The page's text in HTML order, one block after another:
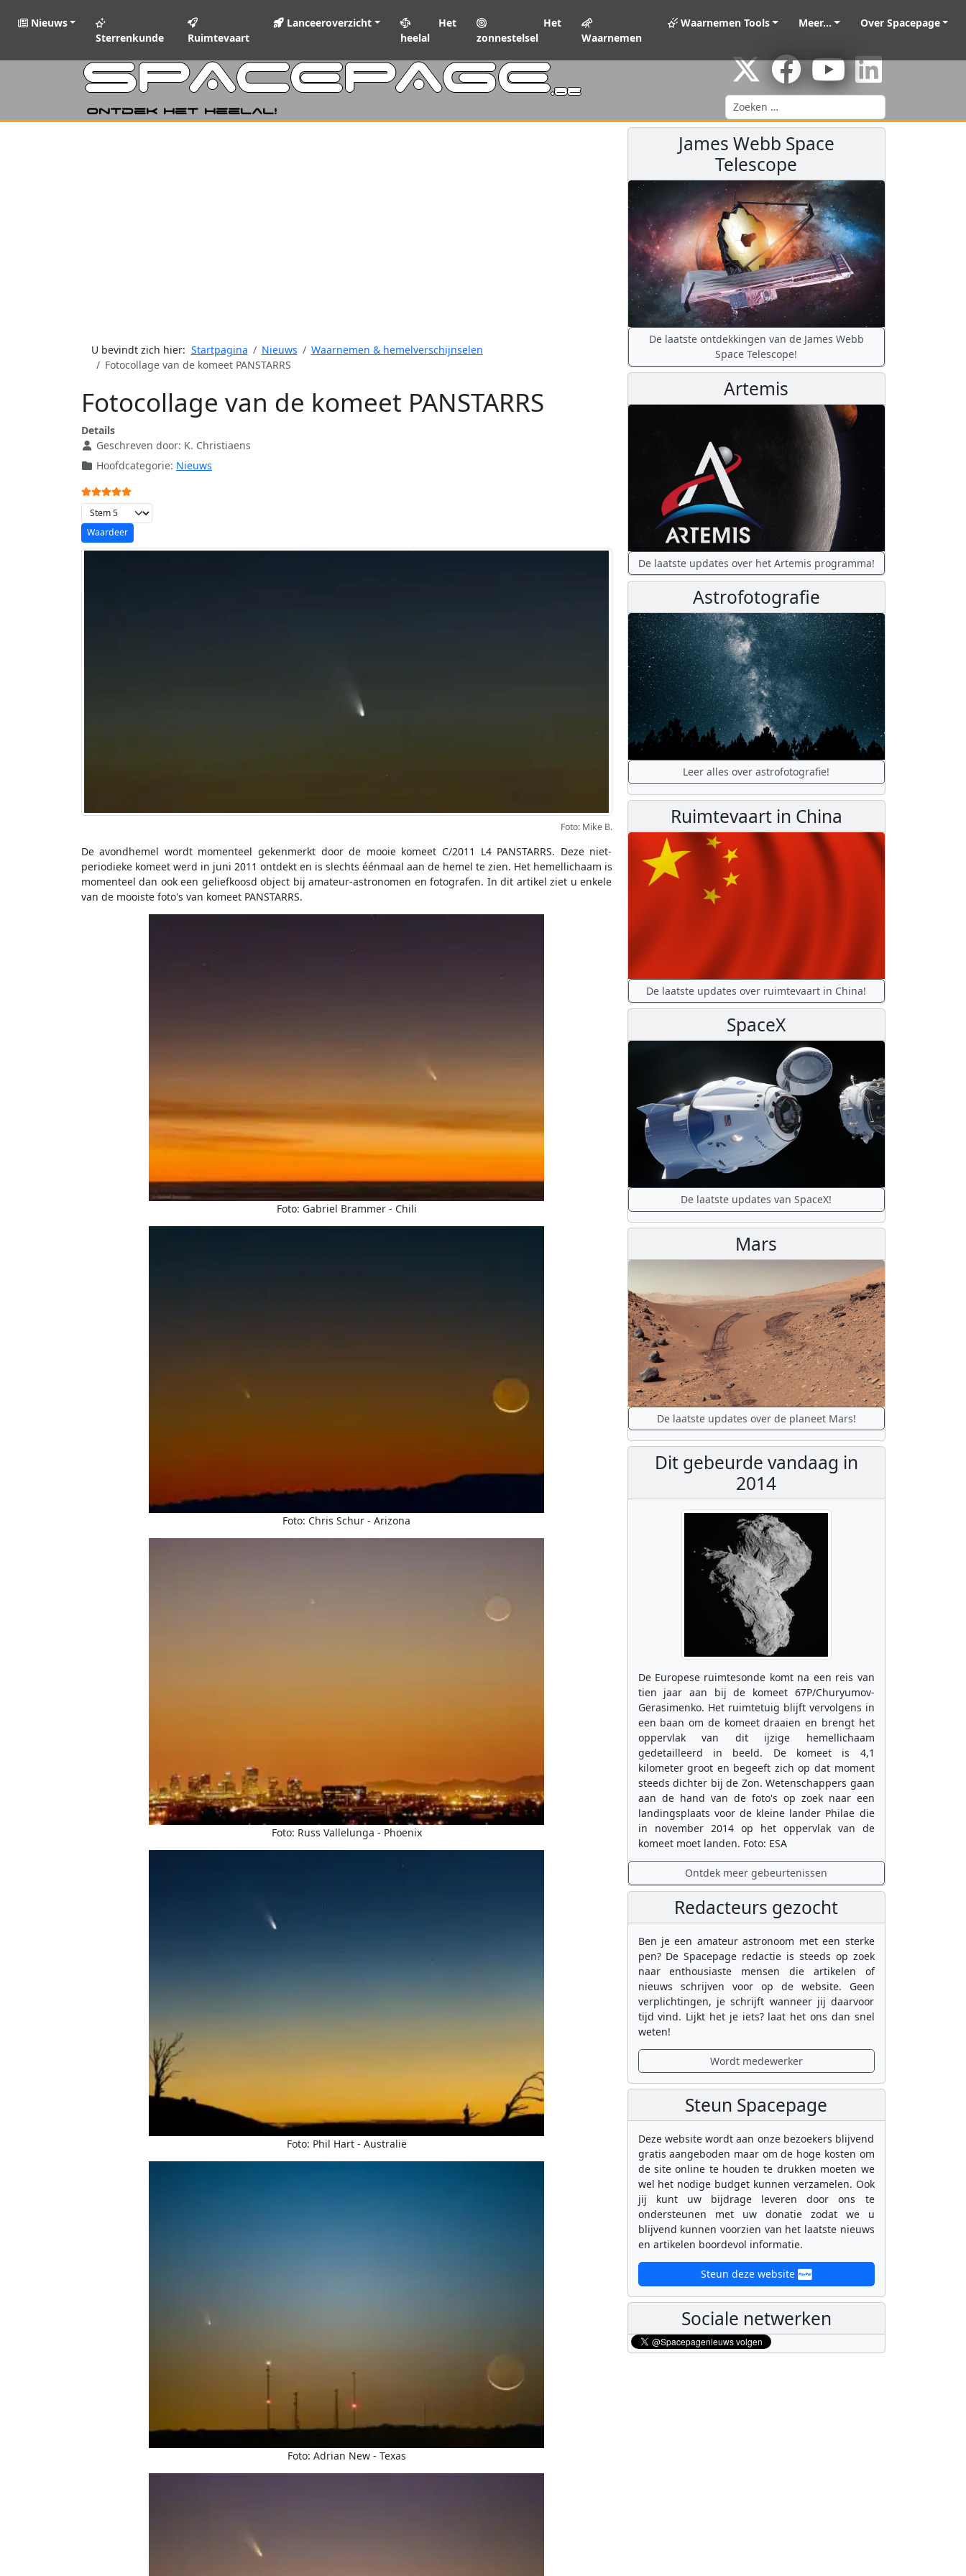
Nieuws
Sterrenkunde
Ruimtevaart
Lanceeroverzicht
Het
heelal
Het
zonnestelsel
Waarnemen
Waarnemen Tools Meer... Over Spacepage
SPACEPAGE.be
Ontdek het heelal!
Zoeken
U bevindt zich hier: Startpagina Nieuws
Waarnemen & hemelverschijnselen
Fotocollage van de komeet PANSTARRS
Fotocollage van de komeet PANSTARRS
Details
Geschreven door: K. Christiaens
Hoofdcategorie: Nieuws
Gebruikerswaardering:
Voeg waardering toe
Foto: Mike B.
De avondhemel wordt momenteel gekenmerkt door de mooie komeet C/2011 L4 PANSTARRS. Deze niet-
periodieke komeet werd in juni 2011 ontdekt en is slechts éénmaal aan de hemel te zien. Het hemellichaam is
momenteel dan ook een geliefkoosd object bij amateur-astronomen en fotografen. In dit artikel ziet u enkele
van de mooiste foto's van komeet PANSTARRS.
Foto: Gabriel Brammer - Chili
Foto: Chris Schur - Arizona
Foto: Russ Vallelunga - Phoenix
Foto: Phil Hart - Australië
Foto: Adrian New - Texas
James Webb Space
Telescope
De laatste ontdekkingen van de James Webb
Space Telescope!
Artemis
De laatste updates over het Artemis programma!
Astrofotografie
Leer alles over astrofotografie!
Ruimtevaart in China
De laatste updates over ruimtevaart in China!
SpaceX
De laatste updates van SpaceX!
Mars
De laatste updates over de planeet Mars!
Dit gebeurde vandaag in
2014
De Europese ruimtesonde komt na een reis van
tien jaar aan bij de komeet 67P/Churyumov-
Gerasimenko. Het ruimtetuig blijft vervolgens in
een baan om de komeet draaien en brengt het
oppervlak van dit ijzige hemellichaam
gedetailleerd in beeld. De komeet is 4,1
kilometer groot en begeeft zich op dat moment
steeds dichter bij de Zon. Wetenschappers gaan
aan de hand van de foto's op zoek naar een
landingsplaats voor de kleine lander Philae die
in november 2014 op het oppervlak van de
komeet moet landen. Foto: ESA
Ontdek meer gebeurtenissen
Redacteurs gezocht
Ben je een amateur astronoom met een sterke
pen? De Spacepage redactie is steeds op zoek
naar enthousiaste mensen die artikelen of
nieuws schrijven voor op de website. Geen
verplichtingen, je schrijft wanneer jij daarvoor
tijd vind. Lijkt het je iets? laat het ons dan snel
weten!
Wordt medewerker
Steun Spacepage
Deze website wordt aan onze bezoekers blijvend
gratis aangeboden maar om de hoge kosten om
de site online te houden te drukken moeten we
wel het nodige budget kunnen verzamelen. Ook
jij kunt uw bijdrage leveren door ons te
ondersteunen met uw donatie zodat we u
blijvend kunnen voorzien van het laatste nieuws
en artikelen boordevol informatie.
Steun deze website
Sociale netwerken